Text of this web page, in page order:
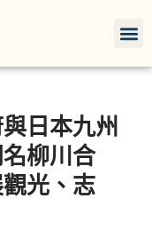
日本九州
柳川合
光、志